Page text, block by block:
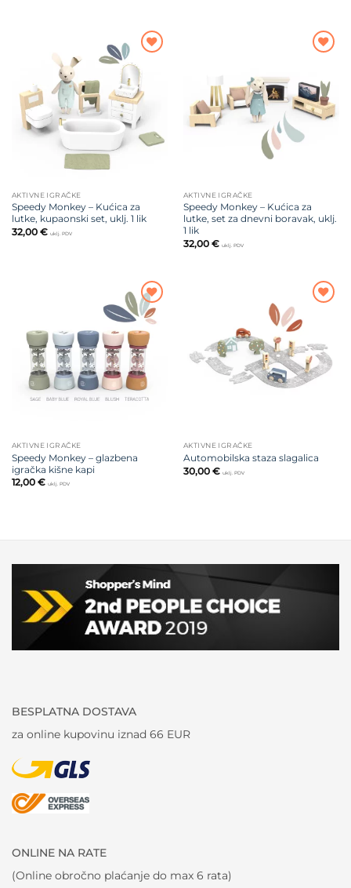
Dodajte
na listu
želja
AKTIVNE IGRAČKE
Speedy Monkey – Kućica za
lutke, kupaonski set, uklj. 1 lik
32,00 € uklj. PDV
želja
AKTIVNE IGRAČKE
Speedy Monkey – Kućica za
lutke, set za dnevni boravak, uklj.
1 lik
32,00 € uklj. PDV
Dodajte
na listu
želja
AKTIVNE IGRAČKE
Speedy Monkey – glazbena
igračka kišne kapi
12,00 € uklj. PDV
na listu
AKTIVNE IGRAČKE
Automobilska staza slagalica
30,00 € uklj. PDV
BESPLATNA DOSTAVA
za online kupovinu iznad 66 EUR
ONLINE NA RATE
(Online obročno plaćanje do max 6 rata)